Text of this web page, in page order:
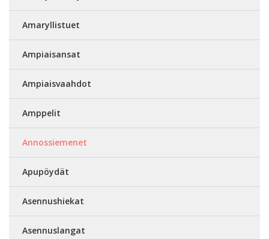
Amaryllistuet
Ampiaisansat
Ampiaisvaahdot
Amppelit
Annossiemenet
Apupöydät
Asennushiekat
Asennuslangat